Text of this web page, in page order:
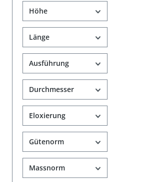
Höhe
Länge
Ausführung
Durchmesser
Eloxierung
Gütenorm
Massnorm